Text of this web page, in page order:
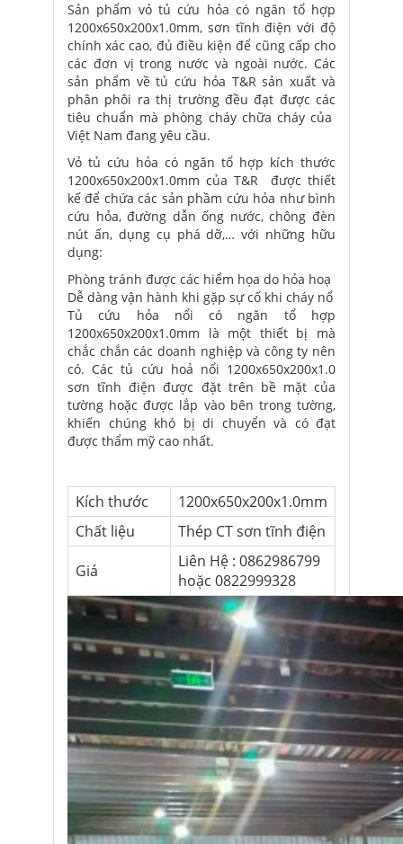
Sản phẩm vỏ tủ cứu hỏa có ngăn tổ hợp
1200x650x200x1.0mm, sơn tĩnh điện với độ
chính xác cao, đủ điều kiện để cũng cấp cho
các đơn vị trong nước và ngoài nước. Các
sản phẩm về tủ cứu hỏa T&R sản xuất và
phân phôi ra thị trường đều đạt được các
tiêu chuẩn mà phòng cháy chữa cháy của
Việt Nam đang yêu cầu.
Vỏ tủ cứu hỏa có ngăn tổ hợp kích thước
1200x650x200x1.0mm của T&R được thiết
kế để chứa các sản phầm cứu hỏa như bình
cứu hỏa, đường dẫn ống nước, chông đèn
nút ấn, dụng cụ phá dỡ,… với những hữu
dụng:
Phòng tránh được các hiểm họa do hỏa hoạ
Dễ dàng vận hành khi gặp sự cố khi cháy nổ
Tủ cứu hỏa nổi có ngăn tổ hợp
1200x650x200x1.0mm là một thiết bị mà
chắc chắn các doanh nghiệp và công ty nên
có. Các tủ cứu hoả nổi 1200x650x200x1.0
sơn tĩnh điện được đặt trên bề mặt của
tường hoặc được lắp vào bên trong tường,
khiến chúng khó bị di chuyển và có đạt
được thẩm mỹ cao nhất.
Kích thước
1200x650x200x1.0mm
Chất liệu
Thép CT sơn tĩnh điện
Giá
Liên Hệ : 0862986799
hoặc 0822999328